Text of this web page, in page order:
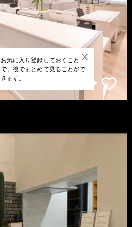
お気に入り登録しておくこと
で、後でまとめて見ることがで
きます。